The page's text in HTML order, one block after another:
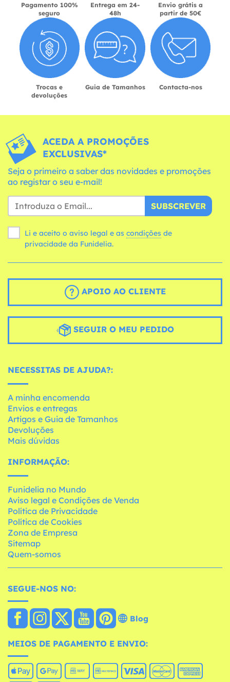
Pagamento 100%
seguro
Entrega em 24-
48h
Envio grátis a
partir de 50€
Trocas e
devoluções
Guia de Tamanhos Contacta-nos
ACEDA A PROMOÇÕES
EXCLUSIVAS*
Seja o primeiro a saber das novidades e promoções
ao registar o seu e-mail!
SUBSCREVER
Li e aceito o aviso legal e as condições
privacidade da Funidelia.
APOIO AO CLIENTE
SEGUIR O MEU PEDIDO
NECESSITAS DE AJUDA?:
A minha encomenda
Envios e entregas
Artigos e Guia de Tamanhos
Devoluções
Mais dúvidas
INFORMAÇÃO:
Funidelia no Mundo
Aviso legal e Condições de Venda
Política de Privacidade
Política de Cookies
Zona de Empresa
Sitemap
Quem-somos
SEGUE-NOS NO:
Blog
MEIOS DE PAGAMENTO E ENVIO: